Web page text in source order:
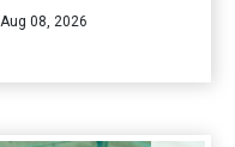
Aug 08, 2026